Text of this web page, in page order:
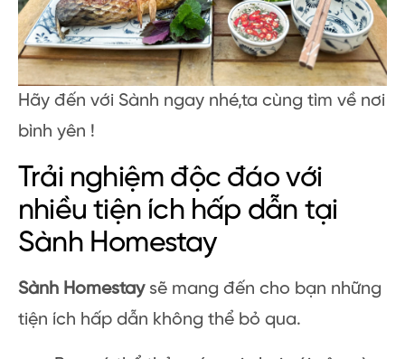
Hãy đến với Sành ngay nhé,ta cùng tìm về nơi
bình yên !
Trải nghiệm độc đáo với
nhiều tiện ích hấp dẫn tại
Sành Homestay
Sành Homestaysẽ mang đến cho bạn những
tiện ích hấp dẫn không thể bỏ qua.